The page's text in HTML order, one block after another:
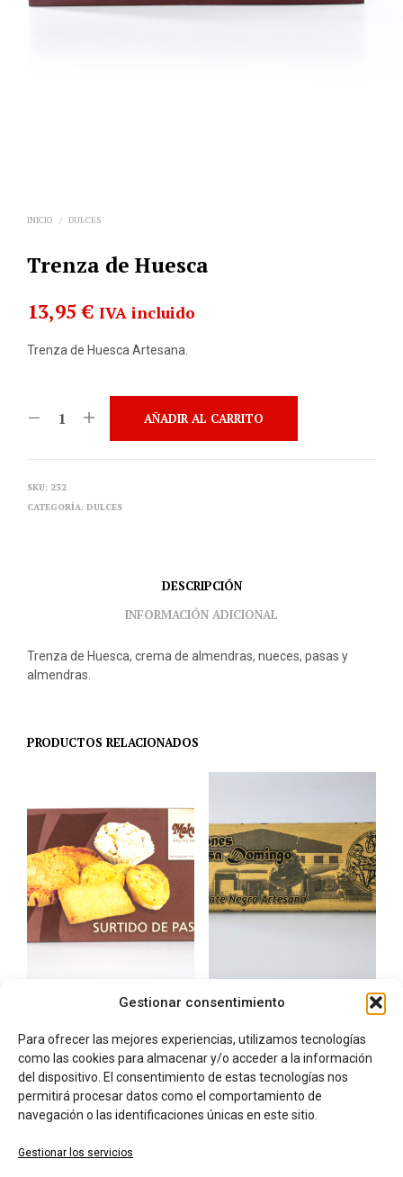
Gestionar consentimiento
Para ofrecer las mejores experiencias, utilizamos tecnologías
como las cookies para almacenar y/o acceder a la información
del dispositivo. El consentimiento de estas tecnologías nos
permitirá procesar datos como el comportamiento de
navegación o las identificaciones únicas en este sitio.
Gestionar los servicios
INICIO / DULCES
Trenza de Huesca
13,95€ IVA incluido
Trenza de Huesca Artesana.
AÑADIR AL CARRITO
SKU: 232
CATEGORÍA: DULCES
DESCRIPCIÓN
INFORMACIÓN ADICIONAL
Trenza de Huesca, crema de almendras, nueces, pasas y
almendras.
PRODUCTOS RELACIONADOS
9,00€ IVA incluido
AÑADIR AL CARRITO
Chocolate Negro Casa
13,90€ IVA incluido
AÑADIR AL CARRITO